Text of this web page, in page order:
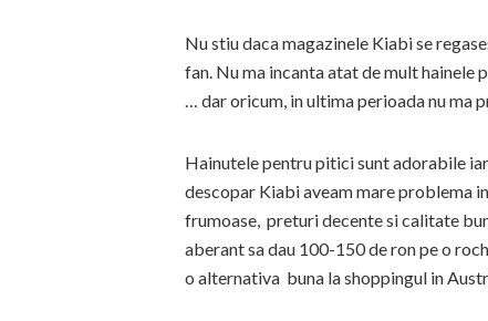
Nu stiu daca magazinele Kiabi se
fan. Nu ma incanta atat de mult
… dar oricum, in ultima perioada nu ma
Hainutele pentru pitici sunt adorabile
descopar Kiabi aveam mare problema
frumoase, preturi decente si calitate
aberant sa dau 100-150 de ron pe o
o alternativa buna la shoppingul in